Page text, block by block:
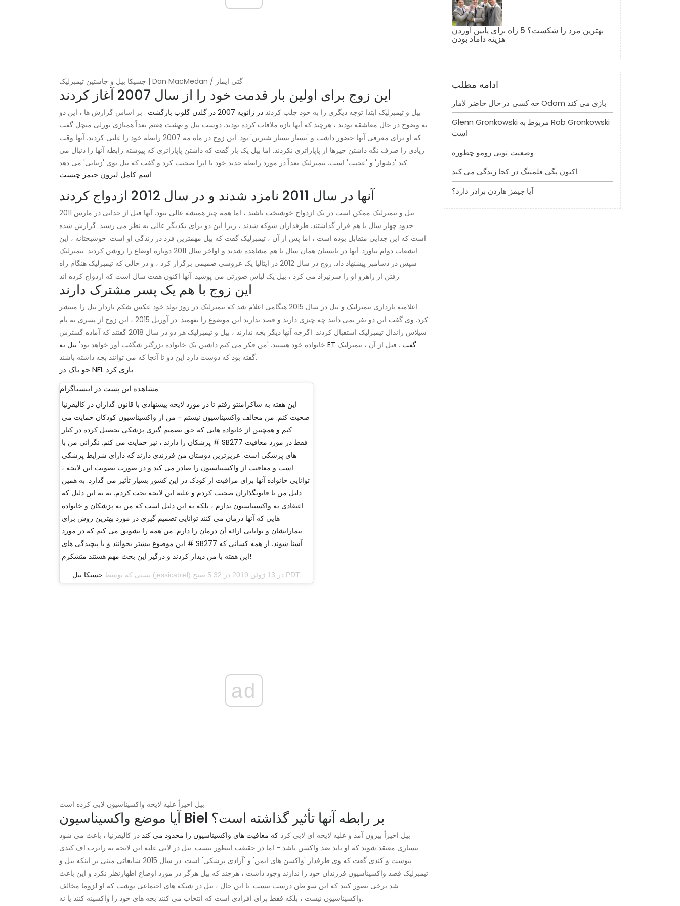
جسیکا بیل و جاستین تیمبرلیک | Dan MacMedan / گتی ایماژ
این زوج برای اولین بار قدمت خود را از سال 2007 آغاز کردند
بیل و تیمبرلیک ابتدا توجه دیگری را به خود جلب کردند در ژانویه 2007 در گلدن گلوب بازگشت
. بر اساس گزارش ها ، این دو
به وضوح در حال معاشقه بودند ، هرچند که آنها تازه ملاقات کرده بودند. دوست بیل و بهشت هفتم بعداً همبازی بورلی میچل گفت
که او برای معرفی آنها حضور داشت و 'بسیار بسیار شیرین' بود. این زوج در ماه مه 2007 رابطه خود را علنی کردند. آنها وقت
زیادی را صرف نگه داشتن چیزها از پاپاراتزی نکردند. اما بیل یک بار گفت که داشتن پاپاراتزی که پیوسته رابطه آنها را دنبال می
کند 'دشوار' و 'عجیب' است. تیمبرلیک بعداً در مورد رابطه جدید خود با اپرا صحبت كرد و گفت كه بیل بوی 'زیبایی' می دهد.
اسم کامل لبرون جیمز چیست
آنها در سال 2011 نامزد شدند و در سال 2012 ازدواج کردند
بیل و تیمبرلیک ممکن است در یک ازدواج خوشبخت باشند ، اما همه چیز همیشه عالی نبود. آنها قبل از جدایی در مارس 2011
حدود چهار سال با هم قرار گذاشتند. طرفداران شوکه شدند ، زیرا این دو برای یکدیگر عالی به نظر می رسید. گزارش شده
است که این جدایی متقابل بوده است ، اما پس از آن ، تیمبرلیک گفت که بیل مهمترین فرد در زندگی او است. خوشبختانه ، این
انشعاب دوام نیاورد. آنها در تابستان همان سال با هم مشاهده شدند و اواخر سال 2011 دوباره اوضاع را روشن کردند. تیمبرلیک
سپس در دسامبر پیشنهاد داد. زوج در سال 2012 در ایتالیا یک عروسی صمیمی برگزار کرد ، و در حالی که تیمبرلیک هنگام راه
رفتن از راهرو او را سرنیراد می کرد ، بیل یک لباس صورتی می پوشید. آنها اکنون هفت سال است که ازدواج کرده اند.
این زوج با هم یک پسر مشترک دارند
اعلامیه بارداری تیمبرلیک و بیل در سال 2015 هنگامی اعلام شد که تیمبرلیک در روز تولد خود عکس شکم باردار بیل را منتشر
کرد. وی گفت این دو نفر نمی دانند چه چیزی دارند و قصد ندارند این موضوع را بفهمند. در آوریل 2015 ، این زوج از پسری به نام
سیلاس راندال تیمبرلیک استقبال کردند. اگرچه آنها دیگر بچه ندارند ، بیل و تیمبرلیک هر دو در سال 2018 گفتند که آماده گسترش
خانواده خود هستند. 'من فکر می کنم داشتن یک خانواده بزرگتر شگفت آور خواهد بود'
بیل به ET گفت . قبل از آن ، تیمبرلیک
گفته بود كه دوست دارد این دو تا آنجا كه می توانند بچه داشته باشند.
جو باک در NFL بازی کرد
مشاهده این پست در اینستاگرام
این هفته به ساکرامنتو رفتم تا در مورد لایحه پیشنهادی با قانون گذاران در کالیفرنیا
صحبت کنم. من مخالف واکسیناسیون نیستم - من از واکسیناسیون کودکان حمایت می
کنم و همچنین از خانواده هایی که حق تصمیم گیری پزشکی تحصیل کرده در کنار
پزشکان را دارند ، نیز حمایت می کنم. نگرانی من با # SB277 فقط در مورد معافیت
های پزشکی است. عزیزترین دوستان من فرزندی دارند که دارای شرایط پزشکی
است و معافیت از واکسیناسیون را صادر می کند و در صورت تصویب این لایحه ،
توانایی خانواده آنها برای مراقبت از کودک در این کشور بسیار تأثیر می گذارد. به همین
دلیل من با قانونگذاران صحبت کردم و علیه این لایحه بحث کردم. نه به این دلیل که
اعتقادی به واکسیناسیون ندارم ، بلکه به این دلیل است که من به پزشکان و خانواده
هایی که آنها درمان می کنند توانایی تصمیم گیری در مورد بهترین روش برای
بیمارانشان و توانایی ارائه آن درمان را دارم. من همه را تشویق می کنم که در مورد
این موضوع بیشتر بخوانند و با پیچیدگی های # SB277 آشنا شوند. از همه کسانی که
این هفته با من دیدار کردند و درگیر این بحث مهم هستند متشکرم!
پستی که توسط جسیکا بیل (jessicabiel) در 13 ژوئن 2019 در 5:32 صبح PDT
ad
بیل اخیراً علیه لایحه واکسیناسیون لابی کرده است.
آیا موضع واکسیناسیون Biel بر رابطه آنها تأثیر گذاشته است؟
بیل اخیراً بیرون آمد و علیه لایحه ای لابی کرد که معافیت های واکسیناسیون را محدود می کند در کالیفرنیا ، باعث می شود
بسیاری معتقد شوند که او باید ضد واکسن باشد - اما در حقیقت اینطور نیست. بیل در لابی علیه این لایحه به رابرت اف کندی
پیوست و کندی گفت که وی طرفدار 'واکسن های ایمن' و 'آزادی پزشکی' است. در سال 2015 شایعاتی مبنی بر اینکه بیل و
تیمبرلیک قصد واکسیناسیون فرزندان خود را ندارند وجود داشت ، هرچند که بیل هرگز در مورد اوضاع اظهارنظر نکرد و این باعث
شد برخی تصور کنند که این سو ظن درست نیست. با این حال ، بیل در شبکه های اجتماعی نوشت که او لزوما مخالف
واکسیناسیون نیست ، بلکه فقط برای افرادی است که انتخاب می کنند بچه های خود را واکسینه کنند یا نه.
بهترین مرد را شکست؟ 5 راه برای پایین آوردن
هزینه داماد بودن
ادامه مطلب
چه کسی در حال حاضر لامار Odom بازی می کند
Glenn Gronkowski مربوط به Rob Gronkowski
است
وضعیت تونی رومو چطوره
اکنون پگی فلمینگ در کجا زندگی می کند
آیا جیمز هاردن برادر دارد؟